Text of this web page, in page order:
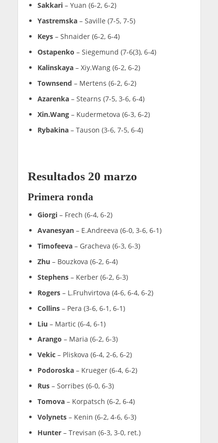
Sakkari– Yuan (6-2, 6-2)
Yastremska– Saville (7-5, 7-5)
Keys – Shnaider (6-2, 6-4)
Ostapenko – Siegemund (7-6(3), 6-4)
Kalinskaya– Xiy.Wang (6-2, 6-2)
Townsend – Mertens (6-2, 6-2)
Azarenka– Stearns (7-5, 3-6, 6-4)
Xin.Wang– Kudermetova (6-3, 6-2)
Rybakina– Tauson (3-6, 7-5, 6-4)
Resultados 20 marzo
Primera ronda
Giorgi– Frech (6-4, 6-2)
Avanesyan– E.Andreeva (6-0, 3-6, 6-1)
Timofeeva– Gracheva (6-3, 6-3)
Zhu – Bouzkova (6-2, 6-4)
Stephens– Kerber (6-2, 6-3)
Rogers– L.Fruhvirtova (4-6, 6-4, 6-2)
Collins– Pera (3-6, 6-1, 6-1)
Liu – Martic (6-4, 6-1)
Arango – Maria (6-2, 6-3)
Vekic– Pliskova (6-4, 2-6, 6-2)
Podoroska– Krueger (6-4, 6-2)
Rus– Sorribes (6-0, 6-3)
Tomova– Korpatsch (6-2, 6-4)
Volynets– Kenin (6-2, 4-6, 6-3)
Hunter– Trevisan (6-3, 3-0, ret.)